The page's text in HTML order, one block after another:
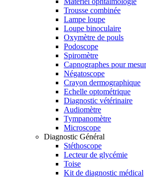
Trousse combinée
Lampe loupe
Loupe binoculaire
Oxymètre de pouls
Podoscope
Spiromètre
Capnographes pour
Négatoscope
Crayon dermographique
Echelle optométrique
Diagnostic vétérinaire
Audiomètre
Tympanomètre
Microscope
Diagnostic Général
Stéthoscope
Lecteur de glycémie
Toise
Kit de diagnostic médical